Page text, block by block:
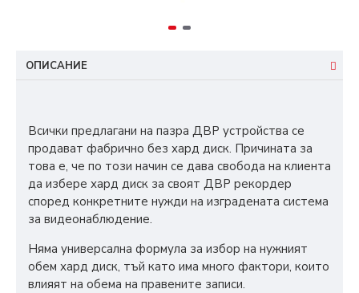
ОПИСАНИЕ
Всички предлагани на пазра ДВР устройства се
продават фабрично без хард диск. Причината за
това е, че по този начин се дава свобода на клиента
да избере хард диск за своят ДВР рекордер
според конкретните нужди на изградената система
за видеонаблюдение.
Няма универсална формула за избор на нужният
обем хард диск, тъй като има много фактори, които
влияят на обема на правените записи.